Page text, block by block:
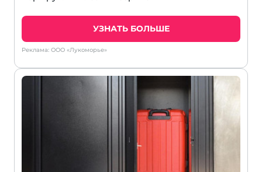
УЗНАТЬ БОЛЬШЕ
Реклама: ООО «Лукоморье»